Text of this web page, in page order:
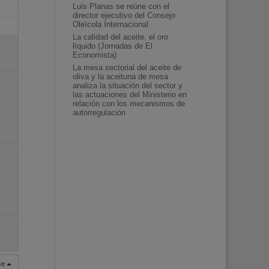
Luis Planas se reúne con el
director ejecutivo del Consejo
Oleícola Internacional
La calidad del aceite, el oro
líquido (Jornadas de El
Economista)
La mesa sectorial del aceite de
oliva y la aceituna de mesa
analiza la situación del sector y
las actuaciones del Ministerio en
relación con los mecanismos de
autorregulación